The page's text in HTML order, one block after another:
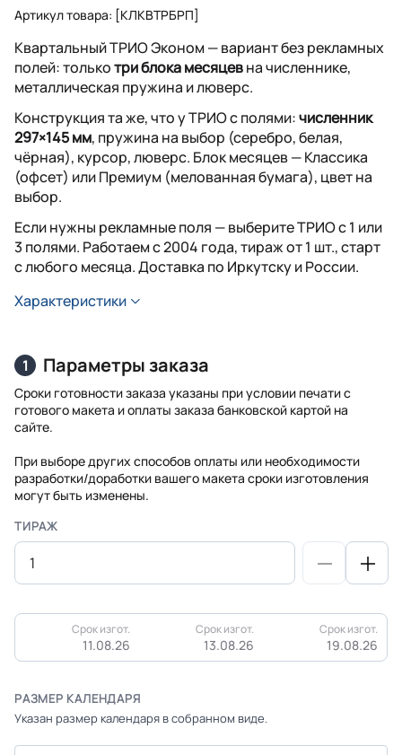
Артикул товара: [КЛКВТРБРП]
Квартальный ТРИО Эконом — вариант без рекламных
полей: толькотри блока месяцевна численнике,
металлическая пружина и люверс.
Конструкция та же, что у ТРИО с полями:численник
297×145 мм, пружина на выбор (серебро, белая,
чёрная), курсор, люверс. Блок месяцев — Классика
(офсет) или Премиум (мелованная бумага), цвет на
выбор.
Если нужны рекламные поля — выберите ТРИО с 1 или
3 полями. Работаем с 2004 года, тираж от 1 шт., старт
с любого месяца. Доставка по Иркутску и России.
Характеристики
1 Параметры заказа
Сроки готовности заказа указаны при условии печати с
готового макета и оплаты заказа банковской картой на
сайте.
При выборе других способов оплаты или необходимости
разработки/доработки вашего макета сроки изготовления
могут быть изменены.
ТИРАЖ
Срок изгот.
11.08.26
Срок изгот.
13.08.26
Срок изгот.
19.08.26
РАЗМЕР КАЛЕНДАРЯ
Указан размер календаря в собранном виде.